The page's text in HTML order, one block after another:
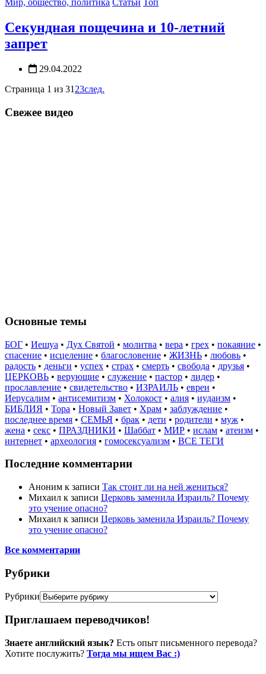
Мир, общество, политика Статьи Топ
Секундная пощечина и 10-летний
запрет
29.04.2022
Страница 1 из 31 23след.
Свежее видео
Основные темы
БОГ • Иешуа • Дух Святой • молитва • вера • грех • покаяние •
спасение • исцеление • благословение • ЖИЗНЬ • любовь •
радость • деньги • успех • страх • смерть • свобода • друзья •
ЦЕРКОВЬ • верующие • служение • пастор • лидер •
прославление • свидетельство • ИЗРАИЛЬ • евреи •
Иерусалим • антисемитизм • Холокост • алия • иудаизм •
БИБЛИЯ • Тора • Новый Завет • Храм • заблуждение •
последнее время • СЕМЬЯ • брак • дети • родители • муж •
жена • секс • ПРАЗДНИКИ • Шаббат • МИР • ислам • атеизм •
интернет • археология • гомосексуализм • ВСЕ ТЕГИ
Последние комментарии
Аноним к записи Так стоит ли на ней жениться?
Михаил к записи Церковь заменила Израиль? Почему
это учение опасно?
Михаил к записи Церковь заменила Израиль? Почему
это учение опасно?
Все комментарии
Рубрики
Рубрики
Приглашаем переводчиков!
Знаете английский язык? Есть опыт письменного перевода?
Хотите послужить? Тогда мы ищем Вас :)